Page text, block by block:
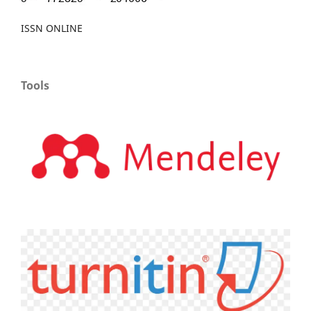
ISSN ONLINE
Tools